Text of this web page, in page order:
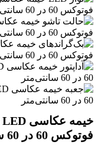
فوتوکس 60 در 60 سانتی‌متر